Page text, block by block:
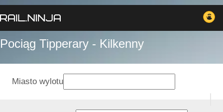
Pociąg Tipperary - Kilkenny
Miasto wylotu